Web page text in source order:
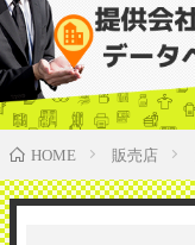
HOME 販売店